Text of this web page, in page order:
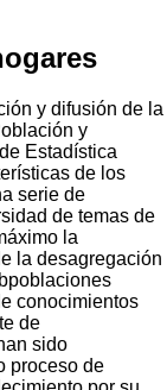
y difusión de la
y
Estadística
de los
serie de
de temas de
la
la desagregación
conocimientos
de
sido
proceso de